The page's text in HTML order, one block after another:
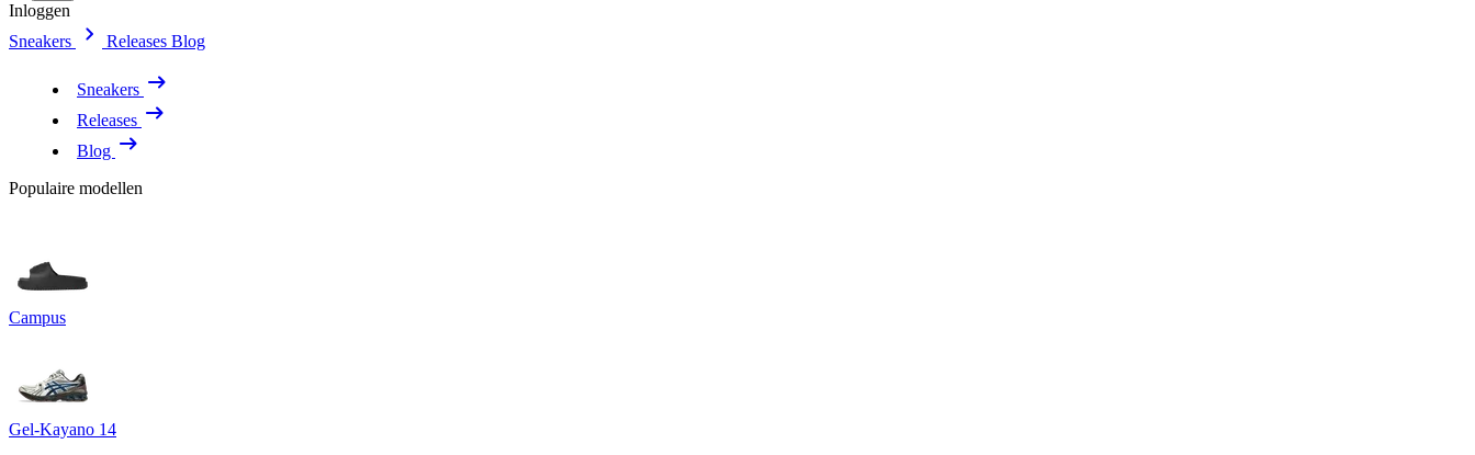
Inloggen
Sneakers
Releases Blog
Sneakers
Releases
Blog
Populaire modellen
Campus
Gel-Kayano 14